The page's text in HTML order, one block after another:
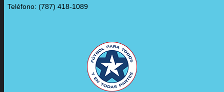
Teléfono: (787) 418-1089